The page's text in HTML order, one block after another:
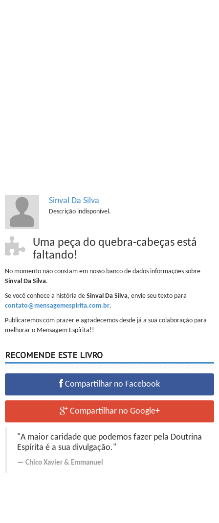
Sinval Da Silva
Descrição indisponível.
Uma peça do quebra-cabeças está
faltando!
No momento não constam em nosso banco de dados informações sobre
Sinval Da Silva.
Se você conhece a história de Sinval Da Silva, envie seu texto para
contato@mensagemespirita.com.br.
Publicaremos com prazer e agradecemos desde já a sua colaboração para
melhorar o Mensagem Espírita!!
RECOMENDE ESTE LIVRO
Compartilhar no Facebook
Compartilhar no Google+
"A maior caridade que podemos fazer pela Doutrina
Espírita é a sua divulgação."
Chico Xavier & Emmanuel